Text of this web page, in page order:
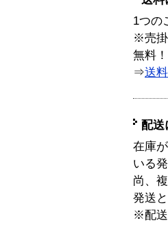
1つの
※売掛
無料！
⇒送
配送
在庫
いる
尚、
発送
※配送